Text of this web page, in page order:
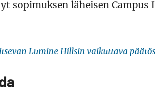
sopimuksen läheisen Campus
Lumine Hillsin vaikuttava